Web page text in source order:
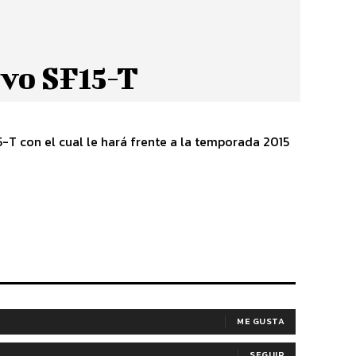
SF15-T
T con el cual le hará frente a la temporada 2015
ME GUSTA